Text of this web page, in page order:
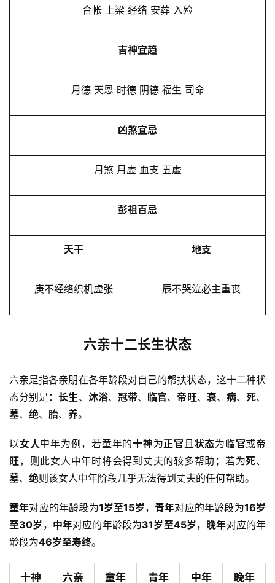
合帐 上梁 经络 安葬 入殓
吉神宜趋
月德 天恩 时德 阴德 福生 司命
凶煞宜忌
月煞 月虚 血支 五虚
彭祖百忌
天干
庚不经络织机虚张
地支
辰不哭泣必主重丧
六亲十二长生状态
六亲是指各亲朋在各年龄段对自己的帮扶状态，这十二种状
态分别是：长生、 沐浴、 冠带、 临官、 帝旺、 衰、 病、死、
墓、 绝、 胎、 养。
以女人中年为例，若童年的十神为正官且状态为临官或帝
旺，则此女人中年时将会得到丈夫的较多帮助；若为死、
墓、 绝则该女人中年阶段几乎无法得到丈夫的任何帮助。
童年对应的年龄段为1岁至15岁，青年对应的年龄段为16岁
至30岁 ， 中年对应的年龄段为31岁至45岁， 晚年对应的年
龄段为46岁至寿终。
十神 六亲 童年 青年 中年 晚年